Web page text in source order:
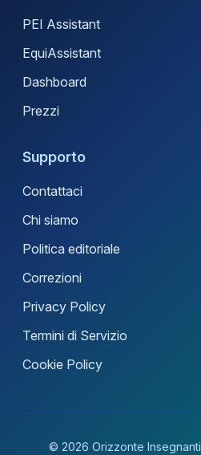
PEI Assistant
EquiAssistant
Dashboard
Prezzi
Supporto
Contattaci
Chi siamo
Politica editoriale
Correzioni
Privacy Policy
Termini di Servizio
Cookie Policy
© 2026 Orizzonte